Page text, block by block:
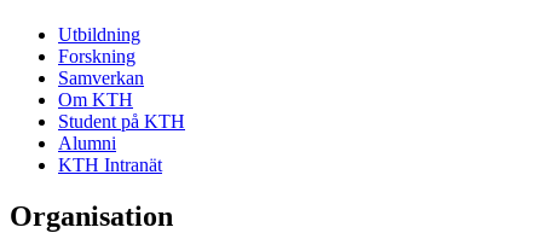
Utbildning
Forskning
Samverkan
Om KTH
Student på KTH
Alumni
KTH Intranät
Organisation